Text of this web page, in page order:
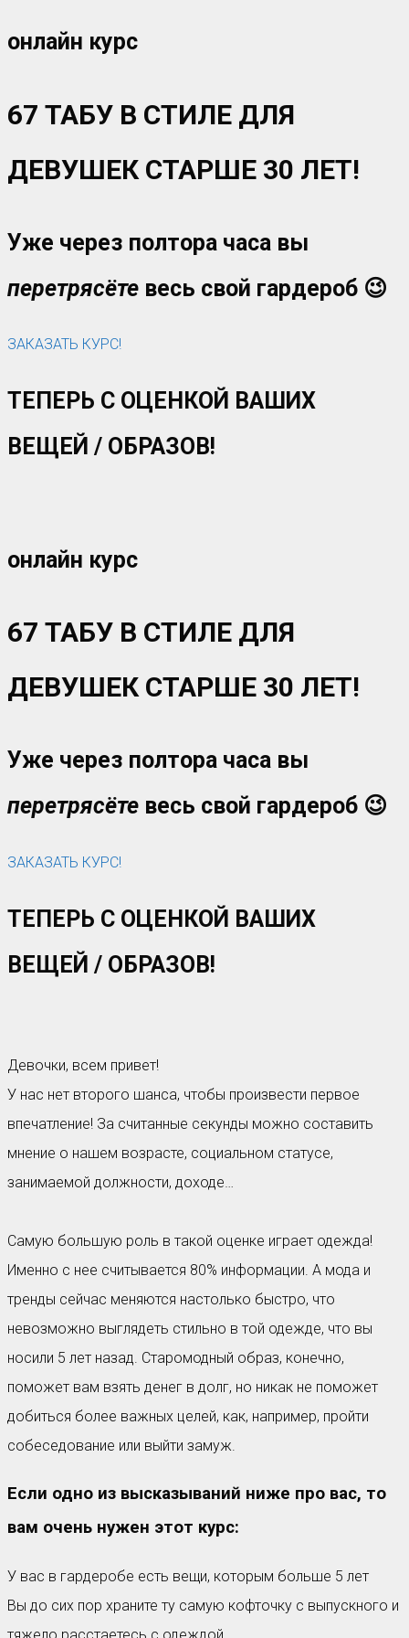
онлайн курс
67 ТАБУ В СТИЛЕ ДЛЯ
ДЕВУШЕК СТАРШЕ 30 ЛЕТ!
Уже через полтора часа вы
перетрясёте весь свой гардероб 😉
ЗАКАЗАТЬ КУРС!
ТЕПЕРЬ С ОЦЕНКОЙ ВАШИХ
ВЕЩЕЙ / ОБРАЗОВ!
онлайн курс
67 ТАБУ В СТИЛЕ ДЛЯ
ДЕВУШЕК СТАРШЕ 30 ЛЕТ!
Уже через полтора часа вы
перетрясёте весь свой гардероб 😉
ЗАКАЗАТЬ КУРС!
ТЕПЕРЬ С ОЦЕНКОЙ ВАШИХ
ВЕЩЕЙ / ОБРАЗОВ!​
Девочки, всем привет!
У нас нет второго шанса, чтобы произвести первое
впечатление! За считанные секунды можно составить
мнение о нашем возрасте, социальном статусе,
занимаемой должности, доходе…
Самую большую роль в такой оценке играет одежда!
Именно с нее считывается 80% информации. А мода и
тренды сейчас меняются настолько быстро, что
невозможно выглядеть стильно в той одежде, что вы
носили 5 лет назад. Старомодный образ, конечно,
поможет вам взять денег в долг, но никак не поможет
добиться более важных целей, как, например, пройти
собеседование или выйти замуж.
Если одно из высказываний ниже про вас, то
вам очень нужен этот курс:
У вас в гардеробе есть вещи, которым больше 5 лет
Вы до сих пор храните ту самую кофточку с выпускного и